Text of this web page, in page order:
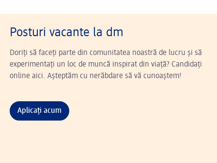
Posturi vacante la dm
Doriți să faceți parte din comunitatea noastră de lucru și să
experimentați un loc de muncă inspirat din viață? Candidați
online aici. Așteptăm cu nerăbdare să vă cunoaștem!
Aplicați acum